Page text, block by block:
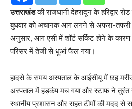
उत्तराखंडकी राजधानी देहरादून के हरिद्वार
बुधवार को अचानक आग लगने से अफरा-तफरी
अनुसार, आग एसी में शॉर्ट सर्किट होने के
परिसर में तेजी से धुआं फैल गया।
हादसे के समय अस्पताल के आईसीयू में छह
अस्पताल में हड़कंप मच गया और स्टाफ ने तुरंत
स्थानीय प्रशासन और राहत टीमों की मदद से